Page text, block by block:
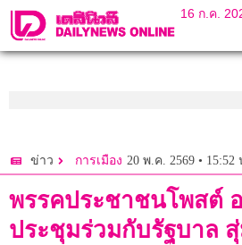
16 ก.ค.
ข่าว การเมือง 20 พ.ค. 2569 • 15:52
พรรคประชาชนโพสต์
ประชุมร่วมกับรัฐบาล สุ่